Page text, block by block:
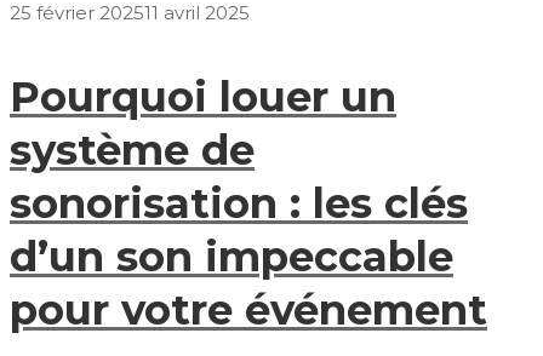
25 février 202511 avril 2025
Pourquoi louer un
système de
sonorisation : les clés
d’un son impeccable
pour votre événement